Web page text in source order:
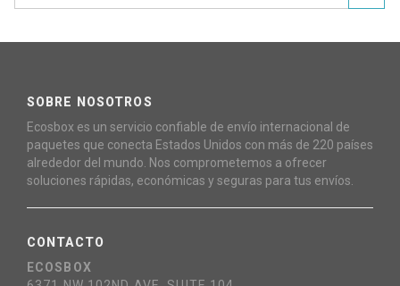
SOBRE NOSOTROS
Ecosbox es un servicio confiable de envío internacional de
paquetes que conecta Estados Unidos con más de 220 países
alrededor del mundo. Nos comprometemos a ofrecer
soluciones rápidas, económicas y seguras para tus envíos.
CONTACTO
ECOSBOX